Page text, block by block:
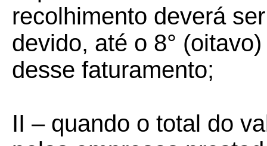
recolhimento deverá
devido, até o 8°
desse faturamento;
II – quando o total do